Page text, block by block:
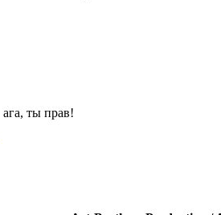
ага, ты прав!